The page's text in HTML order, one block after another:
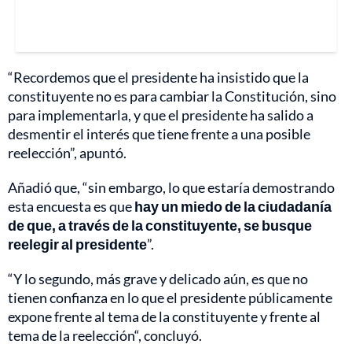
“Recordemos que el presidente ha insistido que la
constituyente no es para cambiar la Constitución, sino
para implementarla, y que el presidente ha salido a
desmentir el interés que tiene frente a una posible
reelección”, apuntó.
Añadió que, “sin embargo, lo que estaría demostrando
esta encuesta es quehay un miedo de la ciudadanía
de que, a través de la constituyente, se busque
reelegir al presidente”.
“Y lo segundo, más grave y delicado aún, es que no
tienen confianza en lo que el presidente públicamente
expone frente al tema de la constituyente y frente al
tema de la reelección“, concluyó.